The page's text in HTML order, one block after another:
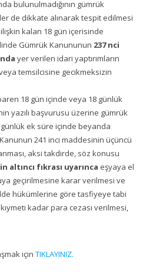
bulunulmadığının gümrük
de dikkate alınarak tespit edilmesi
kalan 18 gün içerisinde
Gümrük Kanununun 237 nci
yer verilen idari yaptırımların
veya temsilcisine gecikmeksizin
18 gün içinde veya 18 günlük
yazılı başvurusu üzerine gümrük
ek süre içinde beyanda
241 inci maddesinin üçüncü
aksi takdirde, söz konusu
altıncı fıkrası uyarınca eşyaya el
geçirilmesine karar verilmesi ve
hükümlerine göre tasfiyeye tabi
kıymeti kadar para cezası verilmesi,
için TIKLAYINIZ.